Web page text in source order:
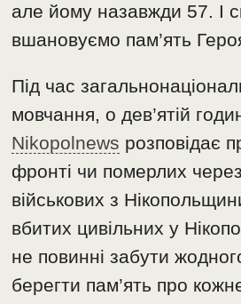
але йому назавжди 57. І
вшановуємо пам’ять
Під час
мовчання, о дев’ятій
Nikopolnews розповідає
фронті чи померлих
військових з
вбитих цивільних у
не повинні забути
берегти пам’ять про